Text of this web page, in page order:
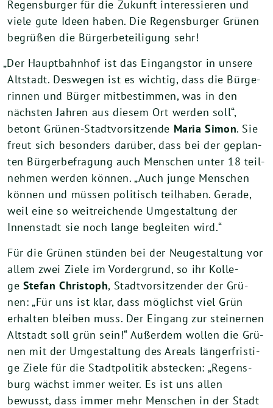
Regens­bur­ger für die Zukunft inter­es­sie­ren und
vie­le gute Ideen haben. Die Regens­bur­ger Grü­nen
begrü­ßen die Bür­ger­be­tei­li­gung sehr!
„Der Haupt­bahn­hof ist das Ein­gangs­tor in unse­re
Alt­stadt. Des­we­gen ist es wich­tig, dass die Bür­ge­
rin­nen und Bür­ger mit­be­stim­men, was in den
nächs­ten Jah­ren aus die­sem Ort wer­den soll“,
betont Grü­nen-Stadt­vor­sit­zen­de Maria Simon. Sie
freut sich beson­ders dar­über, dass bei der geplan­
ten Bür­ger­be­fra­gung auch Men­schen unter 18 teil­
neh­men wer­den kön­nen. „Auch jun­ge Men­schen
kön­nen und müs­sen poli­tisch teil­ha­ben. Gera­de,
weil eine so weit­rei­chen­de Umge­stal­tung der
Innen­stadt sie noch lan­ge beglei­ten wird.“
Für die Grü­nen stün­den bei der Neu­ge­stal­tung vor
allem zwei Zie­le im Vor­der­grund, so ihr Kol­le­
ge Ste­fan Chris­toph, Stadt­vor­sit­zen­der der Grü­
nen: „Für uns ist klar, dass mög­lichst viel Grün
erhal­ten blei­ben muss. Der Ein­gang zur stei­ner­nen
Alt­stadt soll grün sein!“ Außer­dem wol­len die Grü­
nen mit der Umge­stal­tung des Are­als län­ger­fris­ti­
ge Zie­le für die Stadt­po­li­tik abste­cken: „Regens­
burg wächst immer wei­ter. Es ist uns allen
bewusst, dass immer mehr Men­schen in der Stadt